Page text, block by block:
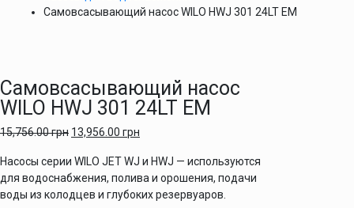
Самовсасывающий насос WILO HWJ 301 24LT EM
Самовсасывающий насос
WILO HWJ 301 24LT EM
15,756.00грн 13,956.00 грн
Насосы серии WILO JET WJ и HWJ — используются
для водоснабжения, полива и орошения, подачи
воды из колодцев и глубоких резервуаров.